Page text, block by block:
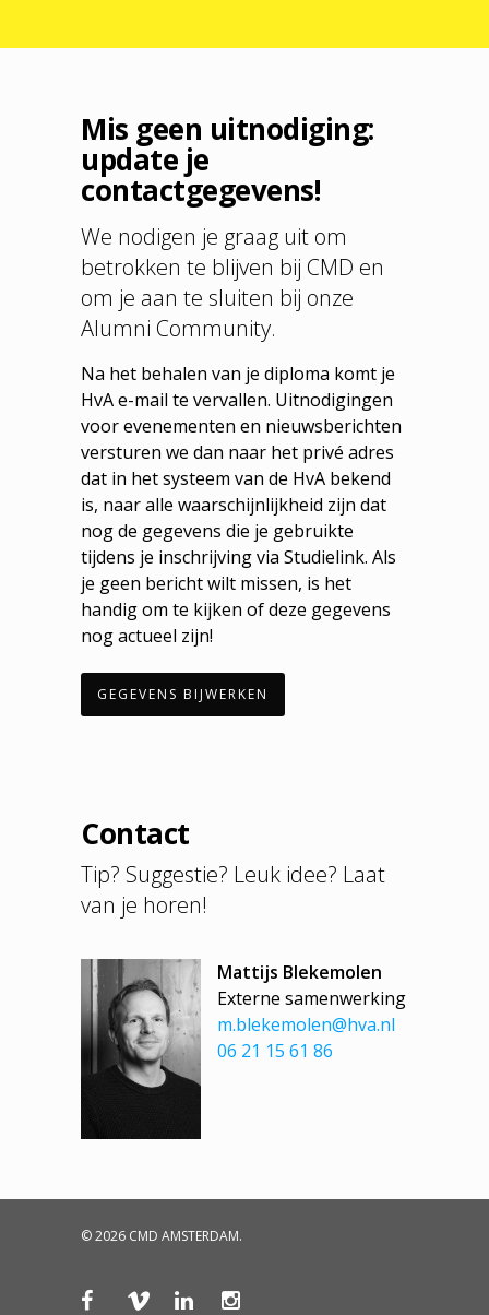
Mis geen uitnodiging:
update je
contactgegevens!
We nodigen je graag uit om
betrokken te blijven bij CMD en
om je aan te sluiten bij onze
Alumni Community.
Na het behalen van je diploma komt je
HvA e-mail te vervallen. Uitnodigingen
voor evenementen en nieuwsberichten
versturen we dan naar het privé adres
dat in het systeem van de HvA bekend
is, naar alle waarschijnlijkheid zijn dat
nog de gegevens die je gebruikte
tijdens je inschrijving via Studielink. Als
je geen bericht wilt missen, is het
handig om te kijken of deze gegevens
nog actueel zijn!
GEGEVENS BIJWERKEN
Contact
Tip? Suggestie? Leuk idee? Laat
van je horen!
Mattijs Blekemolen
Externe samenwerking
m.blekemolen@hva.nl
06 21 15 61 86
© 2026 CMD AMSTERDAM.